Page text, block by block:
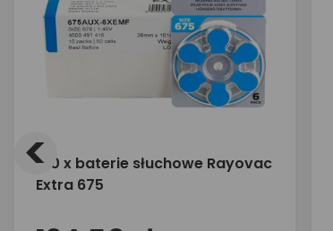
120 x baterie słuchowe Rayovac
Extra 675
<